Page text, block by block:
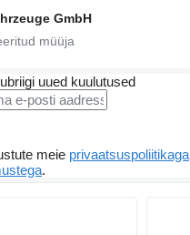
GmbH
uued kuulutused
meie privaatsuspoliitikaga
.